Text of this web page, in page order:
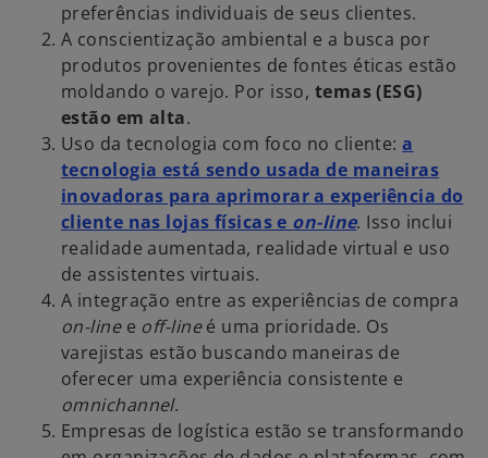
preferências individuais de seus clientes.
A conscientização ambiental e a busca por
produtos provenientes de fontes éticas estão
moldando o varejo. Por isso, temas (ESG)
estão em alta.
Uso da tecnologia com foco no cliente:a
tecnologia está sendo usada de maneiras
inovadoras para aprimorar a experiência do
cliente nas lojas físicas e on-linea
b
e
e
m
u
a
. Isso inclui
realidade aumentada, realidade virtual e uso
de assistentes virtuais.
A integração entre as experiências de compra
on-linee off-lineé uma prioridade. Os
varejistas estão buscando maneiras de
oferecer uma experiência consistente e
omnichannel.
Empresas de logística estão se transformando